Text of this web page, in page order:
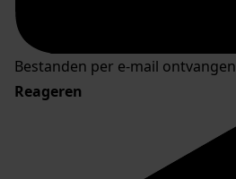
Bestanden per e-mail ontvangen
Reageren